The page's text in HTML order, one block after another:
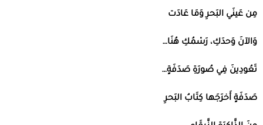
مِن عَينَي البَحرِ وَمَا عَادَت
وَالآنَ وَحدَكِ، رَسْمُكِ هُنَا…
تَعُودِينَ فِي صُورَةِ صَدَفَةٍ…
صَدَفَةٍ أَخرَجَها كِتَابُ البَحرِ